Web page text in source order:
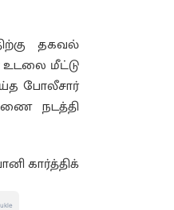
தகவல்
மீட்டு
போலீசார்
நடத்தி
கார்த்திக்